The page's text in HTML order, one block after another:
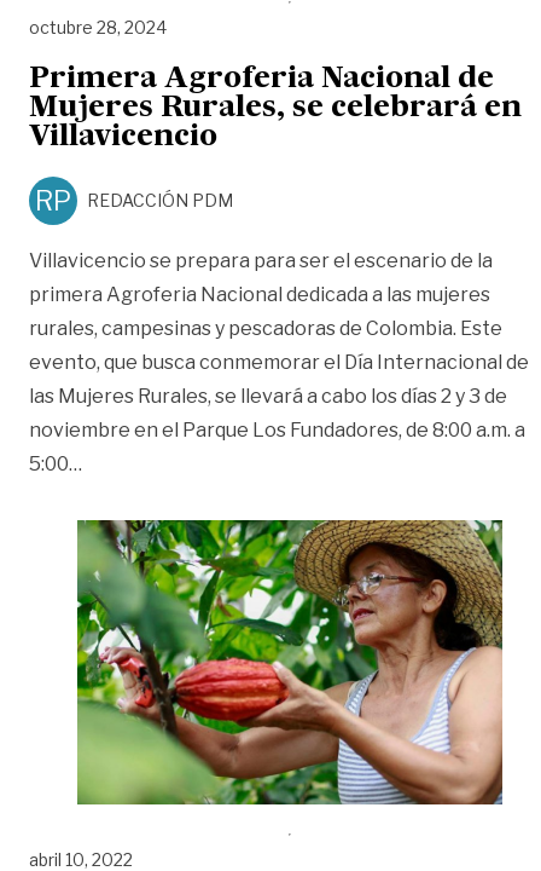
octubre 28, 2024
Primera Agroferia Nacional de
Mujeres Rurales, se celebrará en
Villavicencio
RP REDACCIÓN PDM
Villavicencio se prepara para ser el escenario de la
primera Agroferia Nacional dedicada a las mujeres
rurales, campesinas y pescadoras de Colombia. Este
evento, que busca conmemorar el Día Internacional de
las Mujeres Rurales, se llevará a cabo los días 2 y 3 de
noviembre en el Parque Los Fundadores, de 8:00 a.m. a
5:00…
abril 10, 2022